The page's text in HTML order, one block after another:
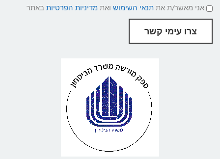
תנאי
שימוש
ומדיניות
פרטיות
אני מאשר/ת את תנאי השימוש ואת מדיניות הפרטיות באתר
צרו עימי קשר